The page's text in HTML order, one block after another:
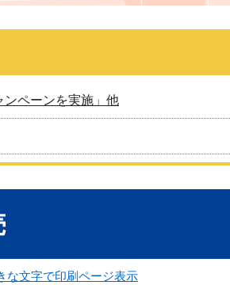
ンペーンを実施」他
な文字で印刷ページ表示